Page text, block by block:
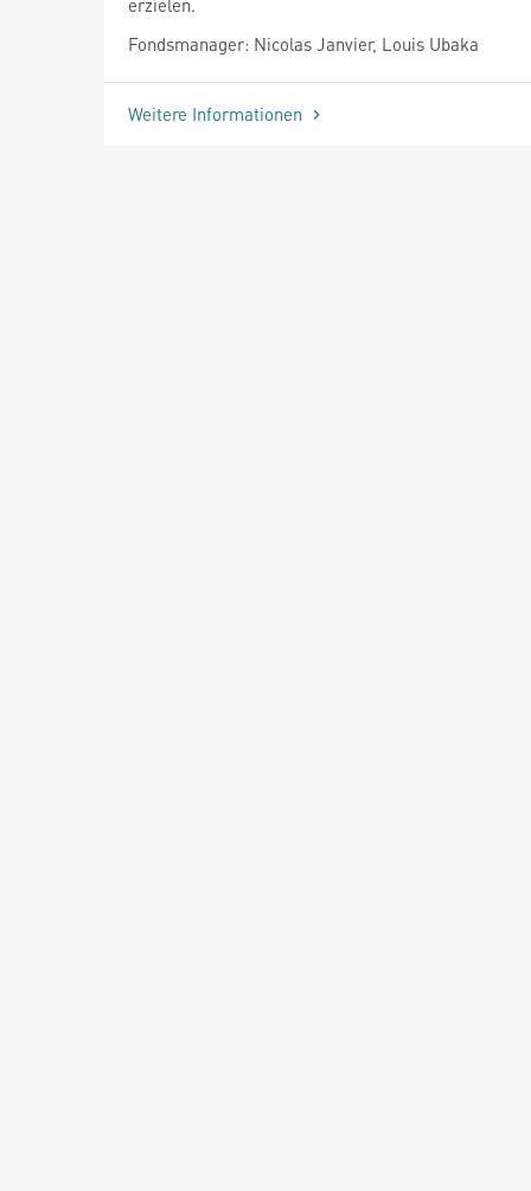
Fondsmanager: Nicolas Janvier, Louis Ubaka
Weitere Informationen